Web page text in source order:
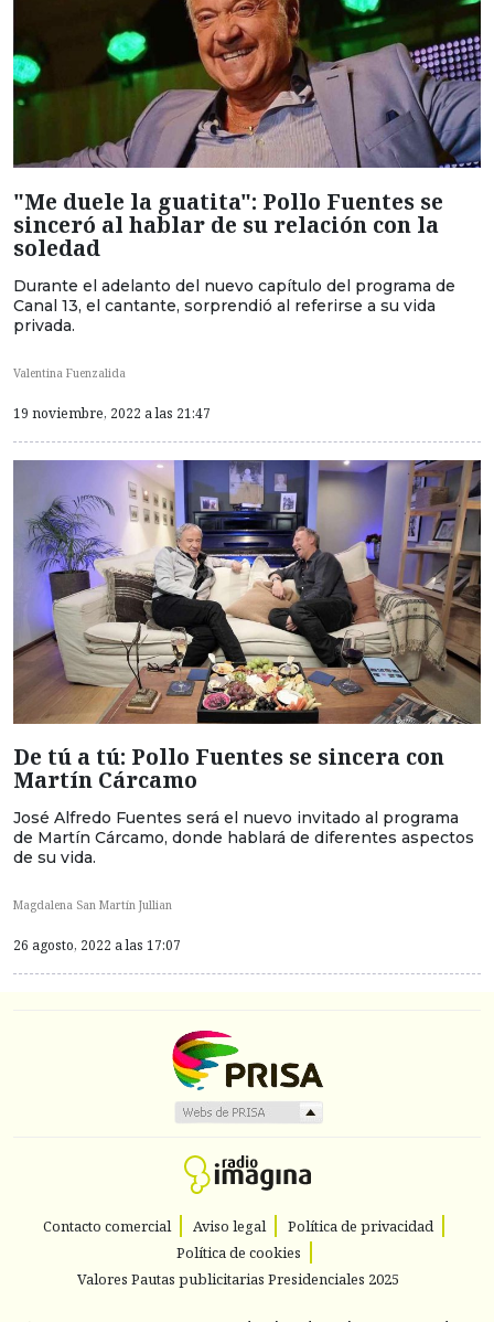
"Me duele la guatita": Pollo Fuentes se
sinceró al hablar de su relación con la
soledad
Durante el adelanto del nuevo capítulo del programa de
Canal 13, el cantante, sorprendió al referirse a su vida
privada.
Valentina Fuenzalida
19 noviembre, 2022 a las 21:47
De tú a tú: Pollo Fuentes se sincera con
Martín Cárcamo
José Alfredo Fuentes será el nuevo invitado al programa
de Martín Cárcamo, donde hablará de diferentes aspectos
de su vida.
Magdalena San Martín Jullian
26 agosto, 2022 a las 17:07
Contacto comercial Aviso legal
Política de privacidad
Política de cookies
Valores Pautas publicitarias Presidenciales 2025